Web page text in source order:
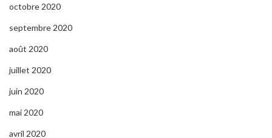
octobre 2020
septembre 2020
août 2020
juillet 2020
juin 2020
mai 2020
avril 2020